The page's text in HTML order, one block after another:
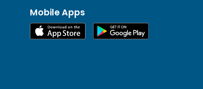
Mobile Apps